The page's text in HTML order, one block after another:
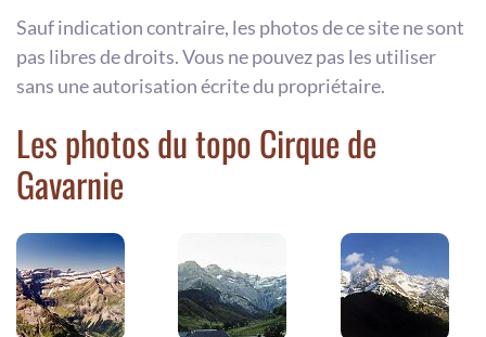
Sauf indication contraire, les photos de ce site ne sont
pas libres de droits. Vous ne pouvez pas les utiliser
sans une autorisation écrite du propriétaire.
Les photos du topo Cirque de
Gavarnie